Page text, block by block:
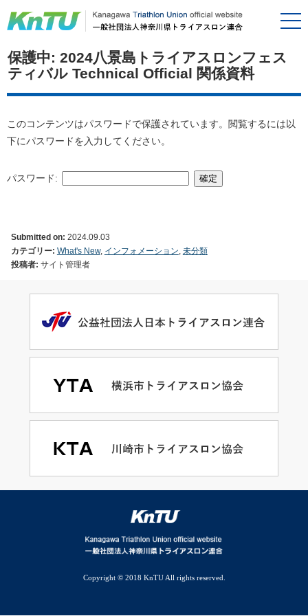
保護中: 2024八景島トライアスロンフェス
ティバル Technical Official 関係資料
このコンテンツはパスワードで保護されています。閲覧するには以
下にパスワードを入力してください。
パスワード:
Submitted on: 2024.09.03
カテゴリー: What's New, インフォメーション 未分類
投稿者: サイト管理者
Copyright © 2018 KnTU All rights reserved.